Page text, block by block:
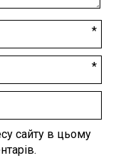
сайту в цьому